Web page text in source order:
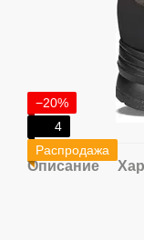
−20%
4
Распродажа
Описание